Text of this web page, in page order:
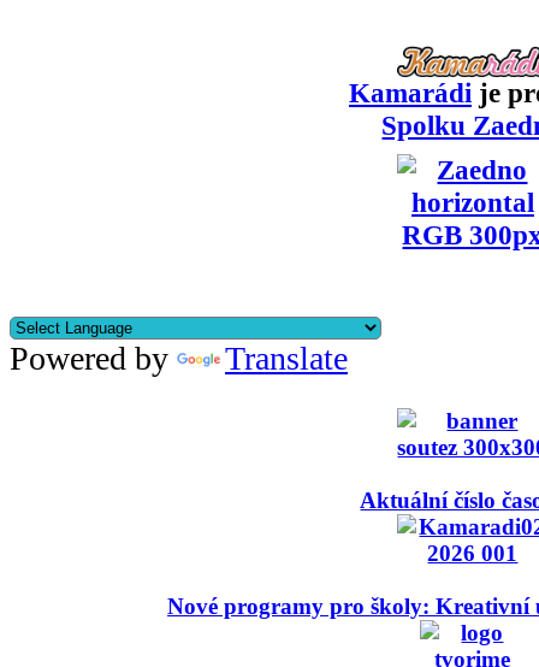
Kamarádi je
Spolku
Powered by Translate
Aktuální číslo
Nové programy pro školy: Kreativní